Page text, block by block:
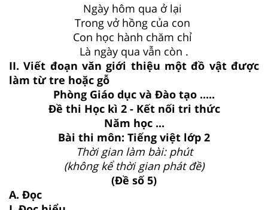
Ngày hôm qua ở lại
Trong vở hồng của con
Con học hành chăm chỉ
Là ngày qua vẫn còn .
II. Viết đoạn văn giới thiệu một đồ vật được
làm từ tre hoặc gỗ
Phòng Giáo dục và Đào tạo .....
Đề thi Học kì 2 - Kết nối tri thức
Năm học ...
Bài thi môn: Tiếng việt lớp 2
Thời gian làm bài: phút
(không kể thời gian phát đề)
(Đề số 5)
A. Đọc